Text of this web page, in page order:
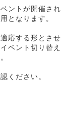
ントが開催され
となります。
応する形とさせ
ベント切り替え
ください。